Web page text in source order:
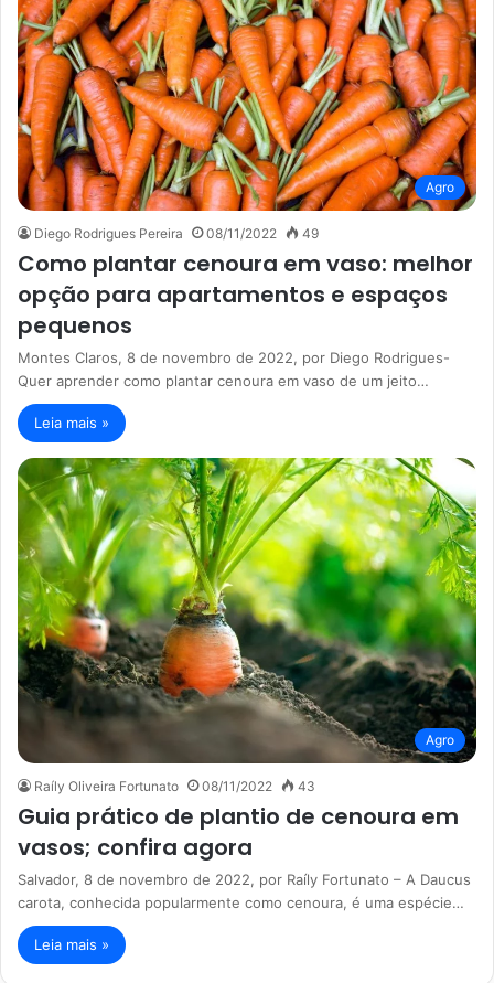
Agro
Diego Rodrigues Pereira 08/11/2022 49
Como plantar cenoura em vaso: melhor
opção para apartamentos e espaços
pequenos
Montes Claros, 8 de novembro de 2022, por Diego Rodrigues-
Quer aprender como plantar cenoura em vaso de um jeito…
Leia mais »
Agro
Raíly Oliveira Fortunato 08/11/2022 43
Guia prático de plantio de cenoura em
vasos; confira agora
Salvador, 8 de novembro de 2022, por Raíly Fortunato – A Daucus
carota, conhecida popularmente como cenoura, é uma espécie…
Leia mais »